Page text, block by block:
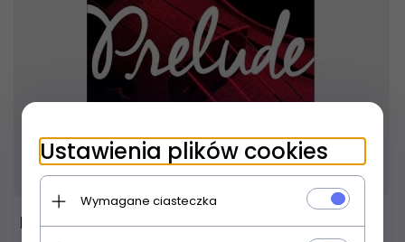
Produkt dostępny! 24 godziny
D'ADDARIO PRELUDE J810 3/4 medium
Ustawienia plików cookies
Wymagane ciasteczka